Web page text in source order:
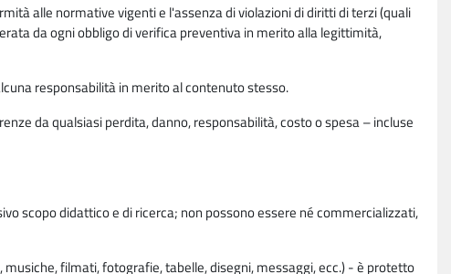
alle normative vigenti e l'assenza di violazioni di diritti di terzi (quali
da ogni obbligo di verifica preventiva in merito alla legittimità,
responsabilità in merito al contenuto stesso.
da qualsiasi perdita, danno, responsabilità, costo o spesa – incluse
scopo didattico e di ricerca; non possono essere né commercializzati,
filmati, fotografie, tabelle, disegni, messaggi, ecc.) - è protetto